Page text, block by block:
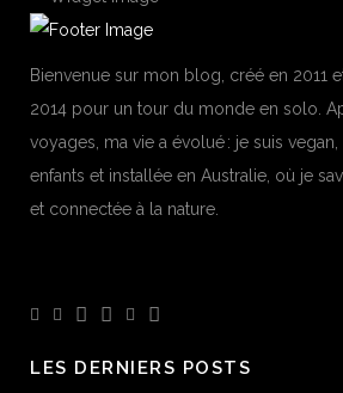
Bienvenue sur mon blog, créé en 2011
2014 pour un tour du monde en solo.
voyages, ma vie a évolué : je suis
enfants et installée en Australie, où je
et connectée à la nature.
LES DERNIERS POSTS